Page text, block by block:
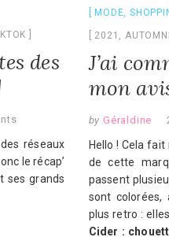
des
réseaux
le récap’
ses grands
MODE
2021
J’ai
mon
by Géraldine
Hello ! Cela
de cette
passent
sont colorées,
plus retro :
Cider :